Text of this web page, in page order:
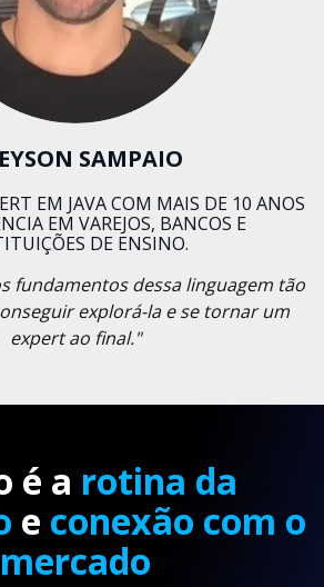
SAMPAIO
EM JAVA COM MAIS DE 10 ANOS
EM VAREJOS, BANCOS E
DE ENSINO.
fundamentos dessa linguagem tão
explorá-la e se tornar um
expert ao final."
é a rotina da
e conexão com o
mercado